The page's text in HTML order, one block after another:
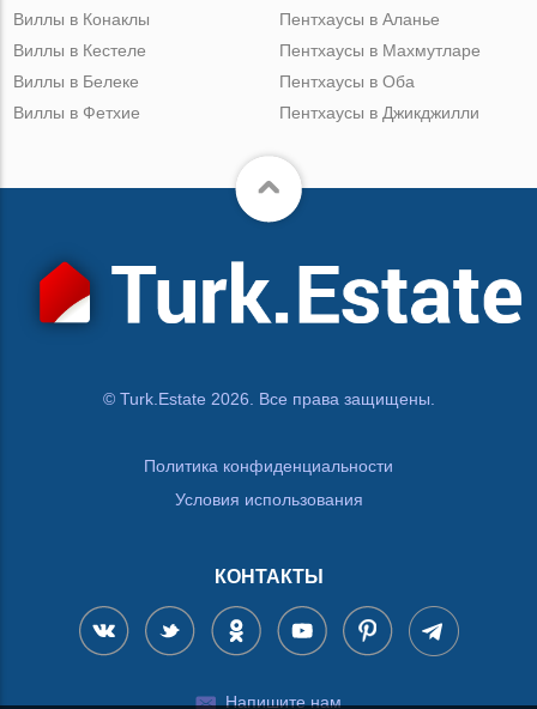
Виллы в Конаклы
Виллы в Кестеле
Виллы в Белеке
Виллы в Фетхие
Пентхаусы в Аланье
Пентхаусы в Махмутларе
Пентхаусы в Оба
Пентхаусы в Джикджилли
© Turk.Estate 2026. Все права защищены.
Политика конфиденциальности
Условия использования
КОНТАКТЫ
Напишите нам